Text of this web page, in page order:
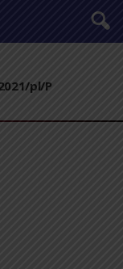
pl/P